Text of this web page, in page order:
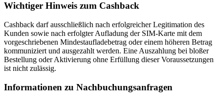
Wichtiger Hinweis zum Cashback
Cashback darf ausschließlich nach erfolgreicher Legitimation des
Kunden sowie nach erfolgter Aufladung der SIM-Karte mit dem
vorgeschriebenen Mindestaufladebetrag oder einem höheren Betrag
kommuniziert und ausgezahlt werden. Eine Auszahlung bei bloßer
Bestellung oder Aktivierung ohne Erfüllung dieser Voraussetzungen
ist nicht zulässig.
Informationen zu Nachbuchungsanfragen